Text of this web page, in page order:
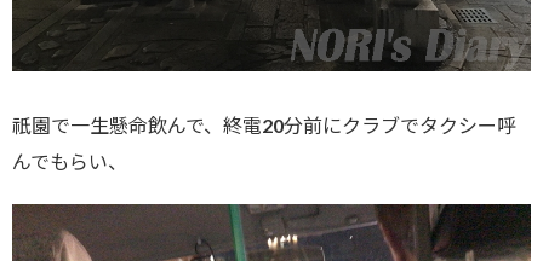
祇園で一生懸命飲んで、終電20分前にクラブでタクシー呼
んでもらい、